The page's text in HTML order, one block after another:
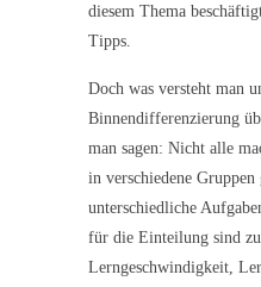
diesem Thema
Tipps.
Doch was versteht man
Binnendifferenzierung
man sagen: Nicht alle
in verschiedene
unterschiedliche
für die Einteilung sind
Lerngeschwindigkeit,